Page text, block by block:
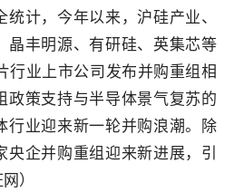
计，今年以来，沪硅产业、
晶丰明源、有研硅、英集芯等
行业上市公司发布并购重组相
政策支持与半导体景气复苏的
行业迎来新一轮并购浪潮。除
央企并购重组迎来新进展，引
）